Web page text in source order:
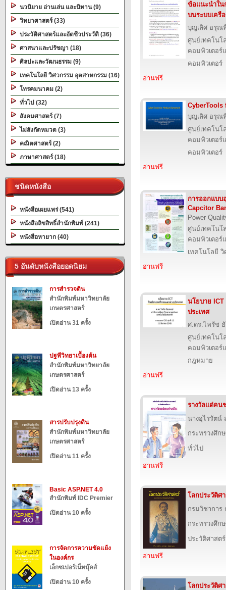
นวนิยาย อ่านเล่น และนิทาน (9)
วิทยาศาสตร์ (33)
ประวัติศาสตร์และอัตชีวประวัติ (36)
ศาสนาและปรัชญา (18)
ศิลปะและวัฒนธรรม (9)
เทคโนโลยี วิศวกรรม อุตสาหกรรม (16)
โทรคมนาคม (2)
ทั่วไป (32)
สังคมศาสตร์ (7)
ไม่สังกัดหมวด (3)
คณิตศาสตร์ (2)
ภาษาศาสตร์ (18)
ชนิดหนังสือ
หนังสือเผยแพร่ (541)
หนังสือลิขสิทธิ์สำนักพิมพ์ (241)
หนังสือหายาก (40)
5 อันดับหนังสือยอดนิยม
การสำรวจดิน
สำนักพิมพ์มหาวิทยาลัย
เกษตรศาสตร์
เปิดอ่าน 31 ครั้ง
ปฐพีวิทยาเบื้องต้น
สำนักพิมพ์มหาวิทยาลัย
เกษตรศาสตร์
เปิดอ่าน 13 ครั้ง
สารปรับปรุงดิน
สำนักพิมพ์มหาวิทยาลัย
เกษตรศาสตร์
เปิดอ่าน 11 ครั้ง
Basic ASP.NET 4.0
สำนักพิมพ์ IDC Premier
เปิดอ่าน 10 ครั้ง
การจัดการความขัดแย้ง
ในองค์กร
เอ็กซเปอร์เน็ทบุ๊คส์
เปิดอ่าน 10 ครั้ง
ข้อแนะนําใน
บนระบบเครื
บุญเลิศ อรุณ
ศูนย์เทคโนโ
คอมพิวเตอร์
คอมพิวเตอร์
อ่านฟรี
CyberTools
บุญเลิศ อรุณ
ศูนย์เทคโนโ
คอมพิวเตอร์
คอมพิวเตอร์
อ่านฟรี
การออกแบบ
Capcitor
Power
ศูนย์เทคโนโ
คอมพิวเตอร์
เทคโนโลยี
อ่านฟรี
นโยบาย ICT
ประเทศ
ศ.ดร.ไพรัช
ศูนย์เทคโนโ
คอมพิวเตอร์
กฎหมาย
อ่านฟรี
รางวัลแด่คน
นางอุไรรัตน์
กระทรวงศึก
ทั่วไป
อ่านฟรี
โลกประวัติศ
กรมวิชาการ
กระทรวงศึก
ประวัติศาสต
อ่านฟรี
โลกประวัติศ